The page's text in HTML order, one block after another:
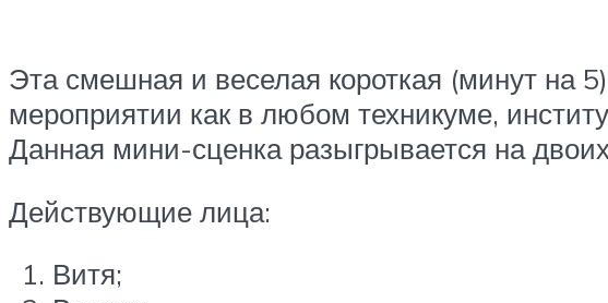
Эта смешная и веселая короткая (минут на
мероприятии как в любом техникуме,
Данная мини-сценка разыгрывается на
Действующие лица:
Витя;